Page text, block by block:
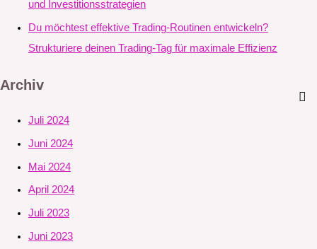
und Investitionsstrategien
Du möchtest effektive Trading-Routinen entwickeln?
Strukturiere deinen Trading-Tag für maximale Effizienz
Archiv
Juli 2024
Juni 2024
Mai 2024
April 2024
Juli 2023
Juni 2023